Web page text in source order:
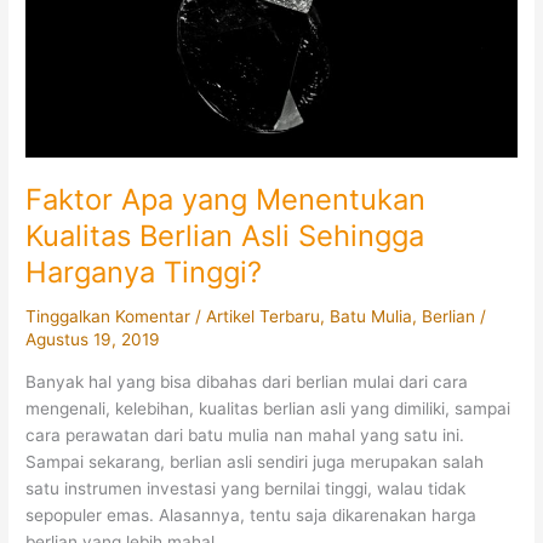
Faktor Apa yang Menentukan
Kualitas Berlian Asli Sehingga
Harganya Tinggi?
Tinggalkan Komentar /Artikel Terbaru, Batu Mulia, Berlian /
Agustus 19, 2019
Banyak hal yang bisa dibahas dari berlian mulai dari cara
mengenali, kelebihan, kualitas berlian asli yang dimiliki, sampai
cara perawatan dari batu mulia nan mahal yang satu ini.
Sampai sekarang, berlian asli sendiri juga merupakan salah
satu instrumen investasi yang bernilai tinggi, walau tidak
sepopuler emas. Alasannya, tentu saja dikarenakan harga